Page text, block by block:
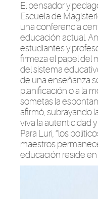
El pensador y
Escuela de
una conferencia
educación actual.
estudiantes y
firmeza el papel del
del sistema
de una enseñanza
planificación o a la
sometas la
afirmó, subrayando
viva la autenticidad
Para Luri, “los
maestros
educación reside en